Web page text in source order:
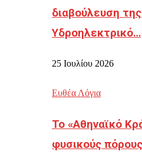
διαβούλευση
Υδροηλεκτρικό…
25 Ιουλίου 2026
Ευθέα Λόγια
Το «Αθηναϊκό
φυσικούς